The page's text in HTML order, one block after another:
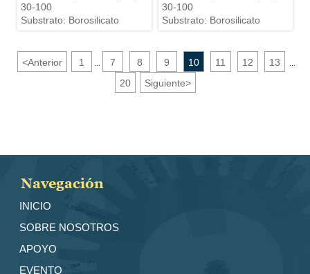
30-100
Substrato: Borosilicato
30-100
Substrato: Borosilicato
<Anterior 1 ... 7 8 9 10 11 12 13 ...
20 Siguiente>
Navegación
INICIO
SOBRE NOSOTROS
APOYO
EVENTO